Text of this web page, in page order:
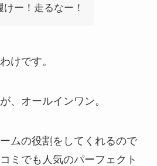
けー！走るなー！
けです。
、オールインワン。
ムの役割をしてくれるので
ミでも人気のパーフェクト